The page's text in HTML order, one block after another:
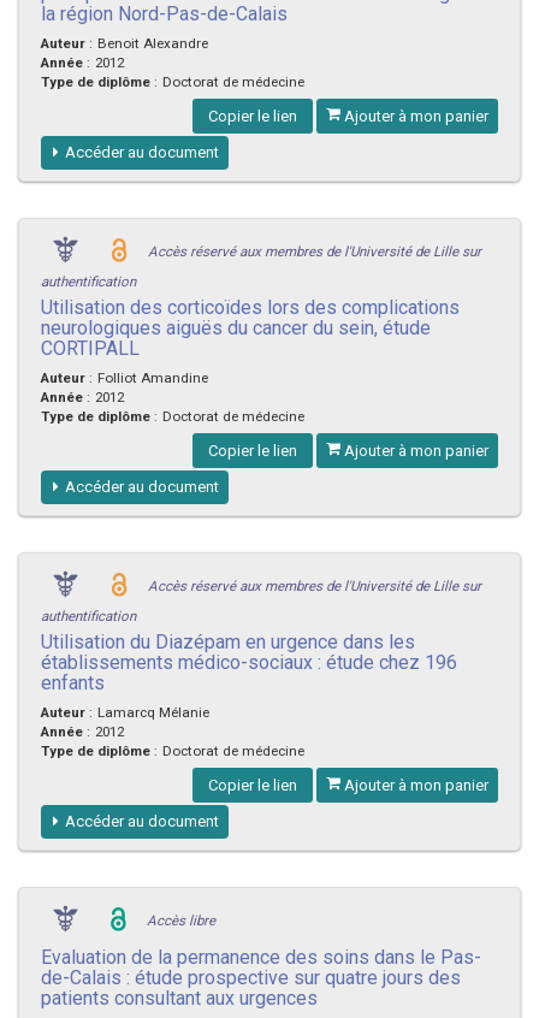
la région Nord-Pas-de-Calais
Auteur : Benoit Alexandre
Année : 2012
Type de diplôme : Doctorat de médecine
Copier le lien Ajouter à mon panier
Accéder au document
Accès réservé aux membres de l'Université de Lille sur
authentification
Utilisation des corticoïdes lors des complications
neurologiques aiguës du cancer du sein, étude
CORTIPALL
Auteur : Folliot Amandine
Année : 2012
Type de diplôme : Doctorat de médecine
Copier le lien Ajouter à mon panier
Accéder au document
Accès réservé aux membres de l'Université de Lille sur
authentification
Utilisation du Diazépam en urgence dans les
établissements médico-sociaux : étude chez 196
enfants
Auteur : Lamarcq Mélanie
Année : 2012
Type de diplôme : Doctorat de médecine
Copier le lien Ajouter à mon panier
Accéder au document
Accès libre
Evaluation de la permanence des soins dans le Pas-
de-Calais : étude prospective sur quatre jours des
patients consultant aux urgences